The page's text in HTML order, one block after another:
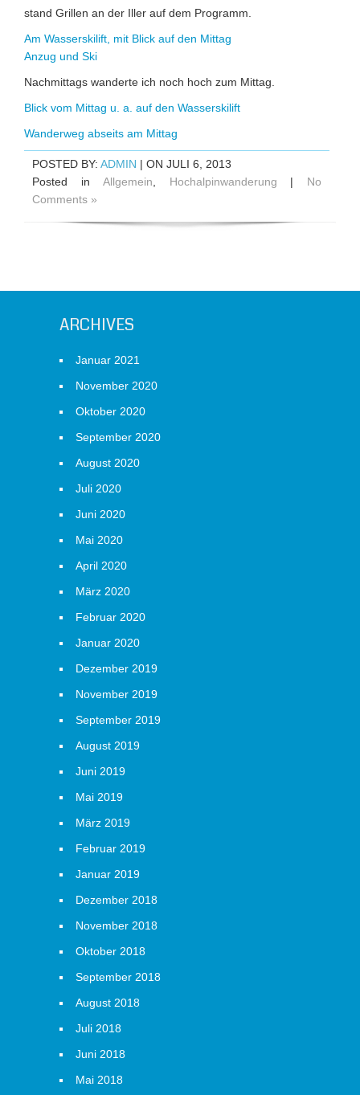
stand Grillen an der Iller auf dem Programm.
Am Wasserskilift, mit Blick auf den Mittag
Anzug und Ski
Nachmittags wanderte ich noch hoch zum Mittag.
Blick vom Mittag u. a. auf den Wasserskilift
Wanderweg abseits am Mittag
POSTED BY: ADMIN | ON JULI 6, 2013
Posted in Allgemein Hochalpinwanderung | No
Comments »
ARCHIVES
Januar 2021
November 2020
Oktober 2020
September 2020
August 2020
Juli 2020
Juni 2020
Mai 2020
April 2020
März 2020
Februar 2020
Januar 2020
Dezember 2019
November 2019
September 2019
August 2019
Juni 2019
Mai 2019
März 2019
Februar 2019
Januar 2019
Dezember 2018
November 2018
Oktober 2018
September 2018
August 2018
Juli 2018
Juni 2018
Mai 2018